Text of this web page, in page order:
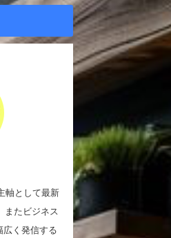
軸として最新
またビジネス
広く発信する